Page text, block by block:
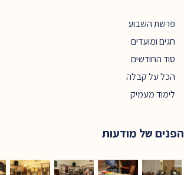
פרשת השבוע
חגים ומועדים
סוד החודשים
הכל על קבלה
לימוד מעמיק
הפנים של מודעות